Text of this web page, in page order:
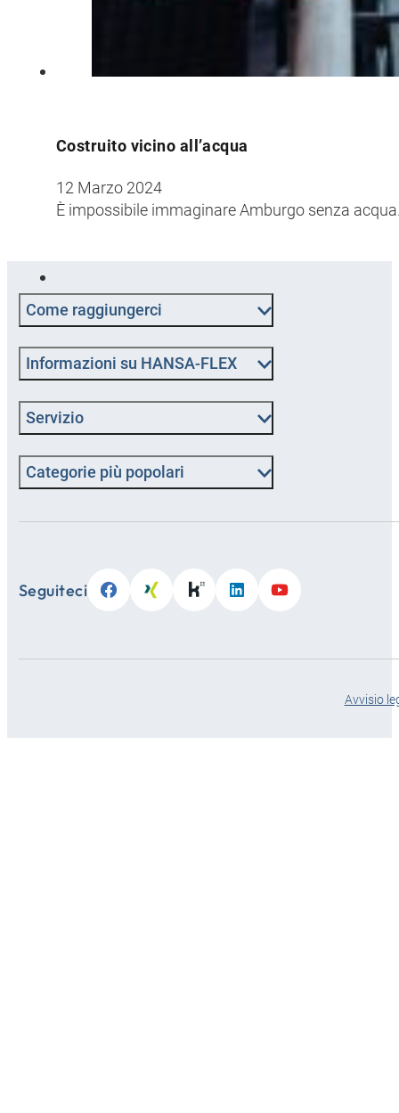
Costruito vicino all’acqua
12 Marzo 2024
È impossibile immaginare Amburgo senza
Come raggiungerci
Informazioni su HANSA-FLEX
Servizio
Categorie più popolari
Seguiteci
Avvisio